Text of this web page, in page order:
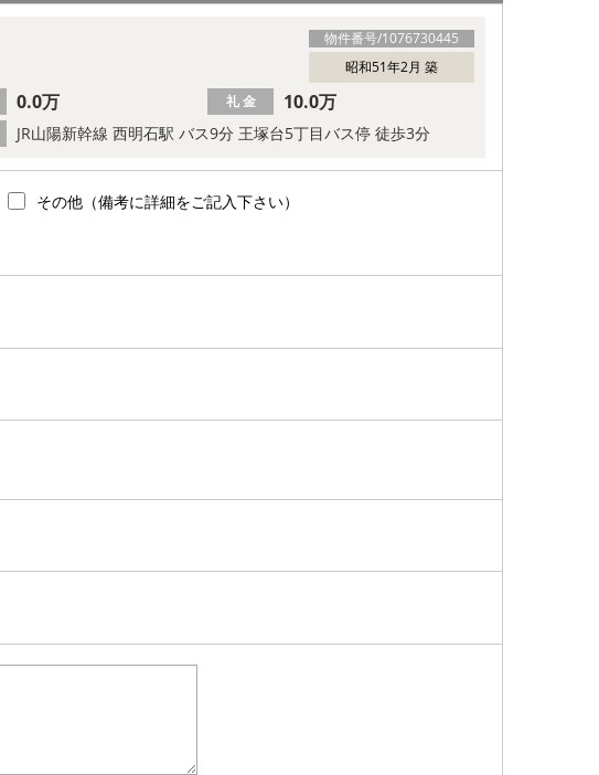
物件番号/1076730445
昭和51年2月 築
JR山陽新幹線 西明石駅 バス9分 王塚台5丁目バス停 徒歩3分
0.0万 礼 金 10.0万
その他（備考に詳細をご記入下さい）